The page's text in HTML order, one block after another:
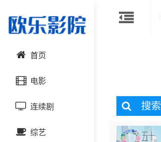
首页
电影
动作片
喜剧片
连续剧
国产剧综艺
搜索